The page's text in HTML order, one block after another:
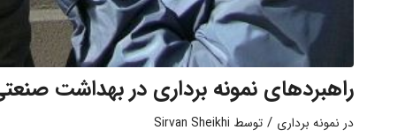
راهبردهای نمونه برداری در بهداشت
در نمونه برداری / توسط Sirvan Sheikhi